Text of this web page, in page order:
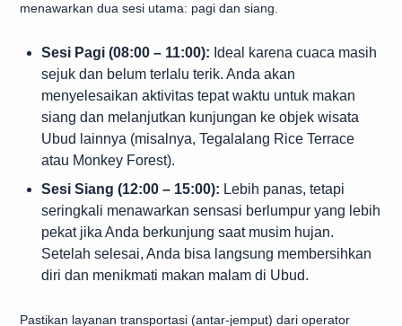
menawarkan dua sesi utama: pagi dan siang.
Sesi Pagi (08:00 – 11:00): Ideal karena cuaca masih
sejuk dan belum terlalu terik. Anda akan
menyelesaikan aktivitas tepat waktu untuk makan
siang dan melanjutkan kunjungan ke objek wisata
Ubud lainnya (misalnya, Tegalalang Rice Terrace
atau Monkey Forest).
Sesi Siang (12:00 – 15:00): Lebih panas, tetapi
seringkali menawarkan sensasi berlumpur yang lebih
pekat jika Anda berkunjung saat musim hujan.
Setelah selesai, Anda bisa langsung membersihkan
diri dan menikmati makan malam di Ubud.
Pastikan layanan transportasi (antar-jemput) dari operator